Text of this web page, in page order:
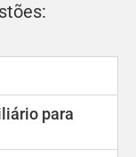
para